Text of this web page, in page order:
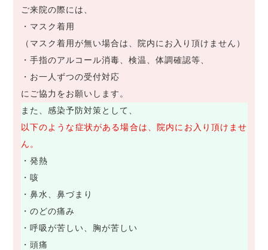
ご来院の際には、
・マスク着用
（マスク着用が無い場合は、院内にお入り頂けません）
・手指のアルコール消毒、検温、体調確認等、
・お一人ずつの受付対応
にご協力をお願いします。
また、感染予防対策として、
以下のような症状がある場合は、院内にお入り頂けませ
ん。
・発熱
・咳
・鼻水、鼻づまり
・のどの痛み
・呼吸が苦しい、胸が苦しい
・頭痛